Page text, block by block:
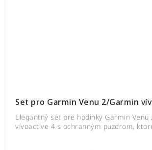
Set pro Garmin Venu 2/Garmin
Elegantný set pre hodinky Garmin Venu
vívoactive 4 s ochranným puzdrom,